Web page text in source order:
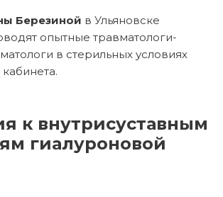
Березиной в Ульяновске
опытные травматологи-
в стерильных условиях
гиалуроновой